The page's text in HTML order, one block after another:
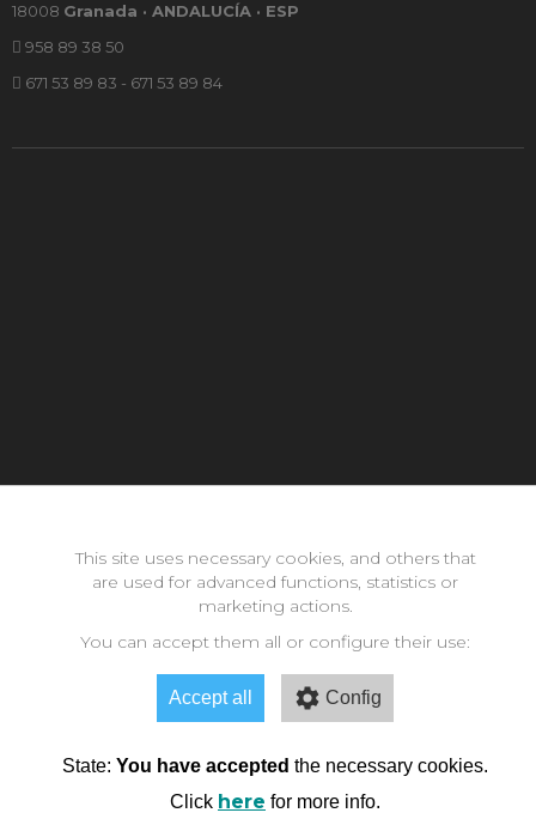
This site uses necessary cookies, and others that
are used for advanced functions, statistics or
marketing actions.
You can accept them all or configure their use:
Accept all Config
State: You have accepted the necessary cookies.
Click here for more info.
18008 Granada · ANDALUCÍA · ESP
958 89 38 50
671 53 89 83 - 671 53 89 84
Copyright © 2026 neomode - IES Zaidín Vergeles - Granada -
Andalucía